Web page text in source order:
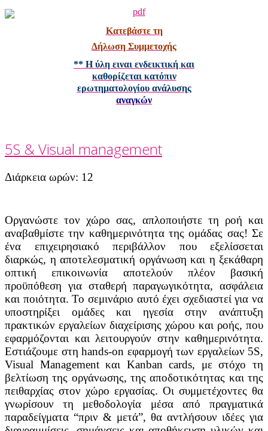
Κατεβάστε τη
Δήλωση Συμμετοχής
** Η ύλη ειναι ενδεικτική και
καθορίζεται κατόπιν
ερωτηματολογίου ανάλυσης
αναγκών
5S & Visual management
Διάρκεια ωρών: 12
Οργανώστε τον χώρο σας, απλοποιήστε τη ροή και
αναβαθμίστε την καθημερινότητα της ομάδας σας! Σε
ένα επιχειρησιακό περιβάλλον που εξελίσσεται
διαρκώς, η αποτελεσματική οργάνωση και η ξεκάθαρη
οπτική επικοινωνία αποτελούν πλέον βασική
προϋπόθεση για σταθερή παραγωγικότητα, ασφάλεια
και ποιότητα. Το σεμινάριο αυτό έχει σχεδιαστεί για να
υποστηρίξει ομάδες και ηγεσία στην ανάπτυξη
πρακτικών εργαλείων διαχείρισης χώρου και ροής, που
εφαρμόζονται και λειτουργούν στην καθημερινότητα.
Εστιάζουμε στη hands-on εφαρμογή των εργαλείων 5S,
Visual Management και Kanban cards, με στόχο τη
βελτίωση της οργάνωσης, της αποδοτικότητας και της
πειθαρχίας στον χώρο εργασίας. Οι συμμετέχοντες θα
γνωρίσουν τη μεθοδολογία μέσα από πραγματικά
παραδείγματα “πριν & μετά”, θα αντλήσουν ιδέες για